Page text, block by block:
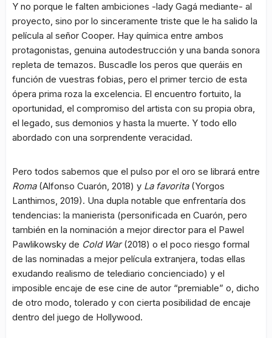
Y no porque le falten ambiciones -lady Gagá mediante- al
proyecto, sino por lo sinceramente triste que le ha salido la
película al señor Cooper. Hay química entre ambos
protagonistas, genuina autodestrucción y una banda sonora
repleta de temazos. Buscadle los peros que queráis en
función de vuestras fobias, pero el primer tercio de esta
ópera prima roza la excelencia. El encuentro fortuito, la
oportunidad, el compromiso del artista con su propia obra,
el legado, sus demonios y hasta la muerte. Y todo ello
abordado con una sorprendente veracidad.
Pero todos sabemos que el pulso por el oro se librará entre
Roma(Alfonso Cuarón, 2018) y La favorita(Yorgos
Lanthimos, 2019). Una dupla notable que enfrentaría dos
tendencias: la manierista (personificada en Cuarón, pero
también en la nominación a mejor director para el Pawel
Pawlikowsky de Cold War(2018) o el poco riesgo formal
de las nominadas a mejor película extranjera, todas ellas
exudando realismo de telediario concienciado) y el
imposible encaje de ese cine de autor “premiable” o, dicho
de otro modo, tolerado y con cierta posibilidad de encaje
dentro del juego de Hollywood.